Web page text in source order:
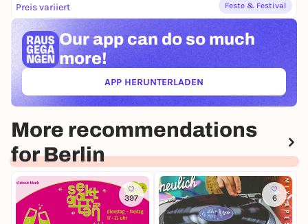
Preis variiert
Feste & Festival
Our app can do so much
more!
APP HERUNTERLADEN(ÖFFNET IN NEUEM TAB)
More recommendations
for Berlin
397 6